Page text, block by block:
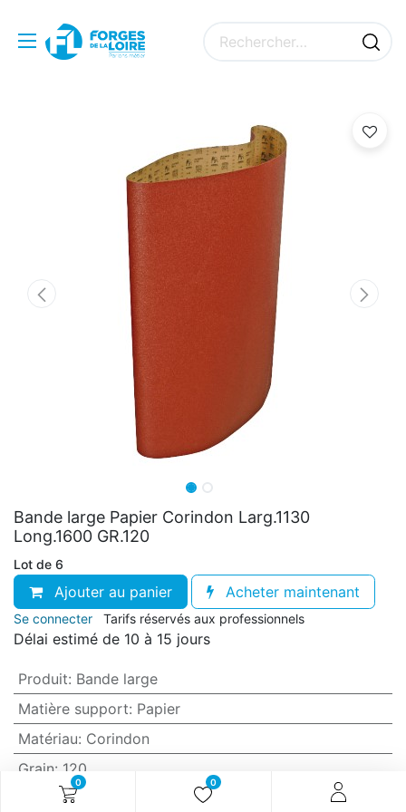
0 0
Bande large Papier Corindon Larg.1130
Long.1600 GR.120
Lot de 6
Ajouter au panier Acheter maintenant
Se connecter Tarifs réservés aux professionnels
Délai estimé de 10 à 15 jours
Produit: Bande large
Matière support: Papier
Matériau: Corindon
Grain: 120
Anti-encrassement
Non (standard)